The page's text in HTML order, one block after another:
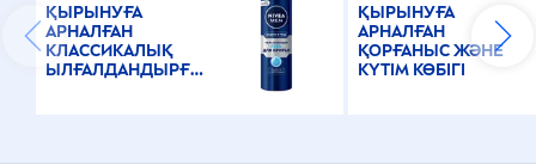
ҚЫРЫНУҒА
АРНАЛҒАН
КЛАССИКАЛЫҚ
ЫЛҒАЛДАНДЫРҒЫ
ҚЫРЫНУҒА
АРНАЛҒАН
ҚОРҒАНЫС ЖӘНЕ
КҮТІМ КӨБІГІ